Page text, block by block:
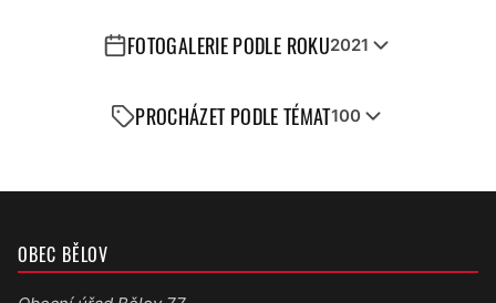
FOTOGALERIE PODLE ROKU2021
PROCHÁZET PODLE TÉMAT100
OBEC BĚLOV